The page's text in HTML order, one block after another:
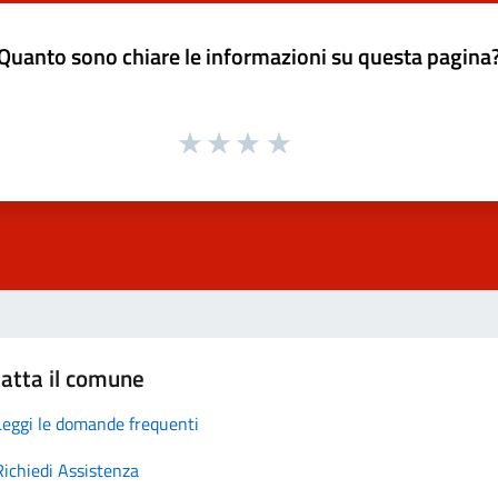
sono chiare le informazioni su questa
il comune
le domande frequenti
Assistenza